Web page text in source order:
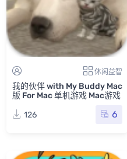
休闲益智
我的伙伴 with My Buddy Mac
版 For Mac 单机游戏 Mac游戏
126
6